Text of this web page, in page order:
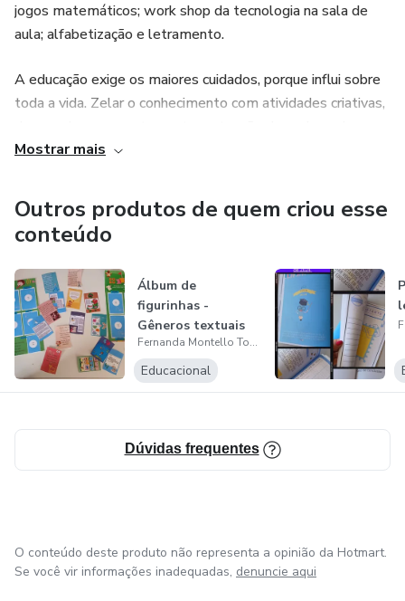
jogos matemáticos; work shop da tecnologia na sala de
aula; alfabetização e letramento.
A educação exige os maiores cuidados, porque influi sobre
toda a vida. Zelar o conhecimento com atividades criativas,
transformando as aulas divertida e atrativa para todos.
Mostrar mais
Outros produtos de quem criou esse
conteúdo
Álbum de
figurinhas -
Gêneros textuais
Fernanda Montello Torres
Educacional
Dúvidas frequentes
O conteúdo deste produto não representa a opinião da Hotmart.
Se você vir informações inadequadas, denuncie aqui